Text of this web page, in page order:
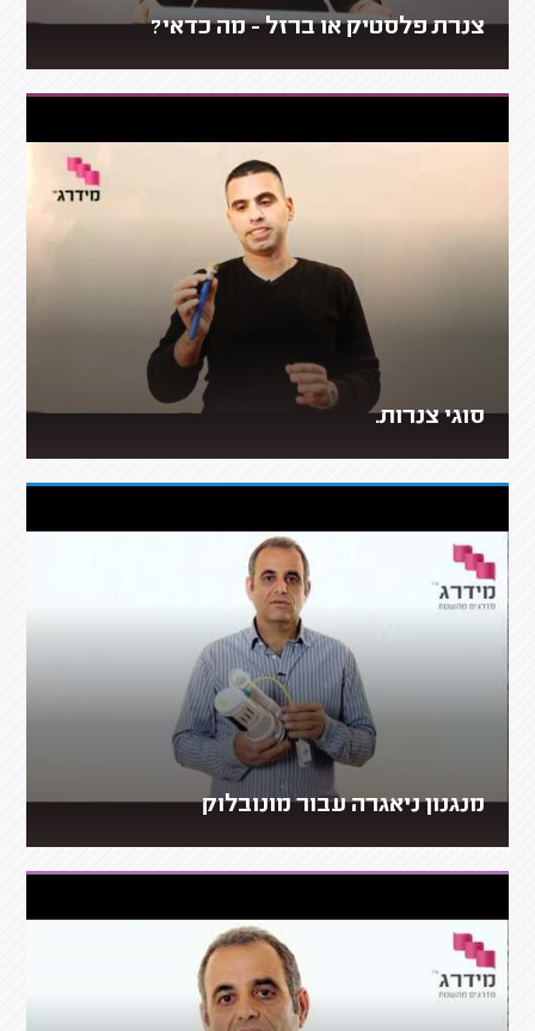
צנרת פלסטיק או ברזל - מה כדאי?
סוגי צנרות.
מנגנון ניאגרה עבור מונובלוק